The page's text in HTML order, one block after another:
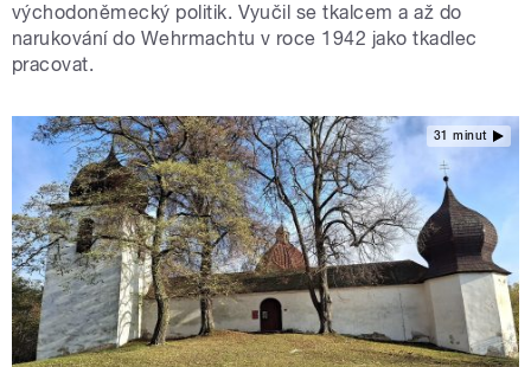
východoněmecký politik. Vyučil se tkalcem a až do
narukování do Wehrmachtu v roce 1942 jako tkadlec
pracovat.
31 minut